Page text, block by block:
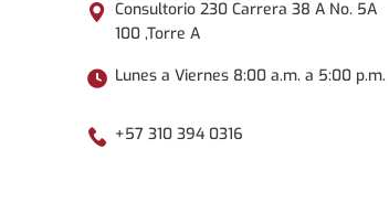
Consultorio 230 Carrera 38 A No. 5A
100 ,Torre A
Lunes a Viernes 8:00 a.m. a 5:00 p.m.
+57 310 394 0316